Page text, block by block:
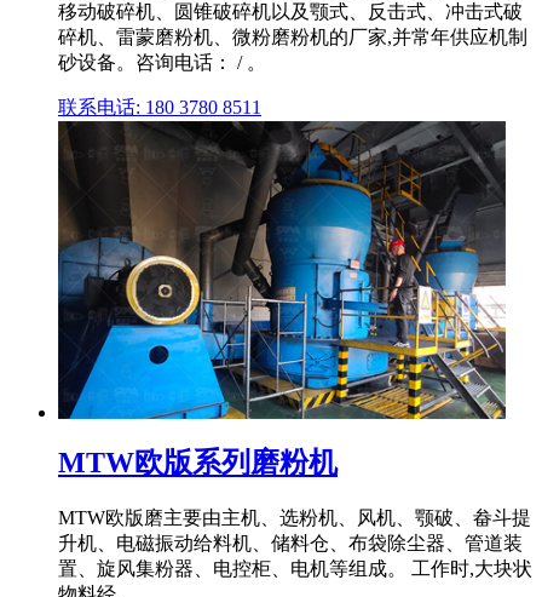
移动破碎机、圆锥破碎机以及颚式、反击式、冲击式破
碎机、雷蒙磨粉机、微粉磨粉机的厂家,并常年供应机制
砂设备。咨询电话： / 。
联系电话: 180 3780 8511
MTW欧版系列磨粉机
MTW欧版磨主要由主机、选粉机、风机、颚破、畚斗提
升机、电磁振动给料机、储料仓、布袋除尘器、管道装
置、旋风集粉器、电控柜、电机等组成。 工作时,大块状